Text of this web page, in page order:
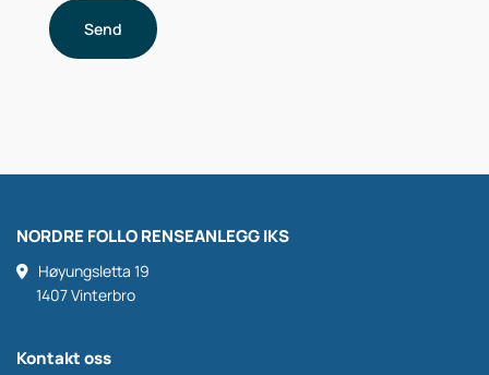
NORDRE FOLLO RENSEANLEGG IKS

Høyungsletta 19
1407 Vinterbro
Kontakt oss